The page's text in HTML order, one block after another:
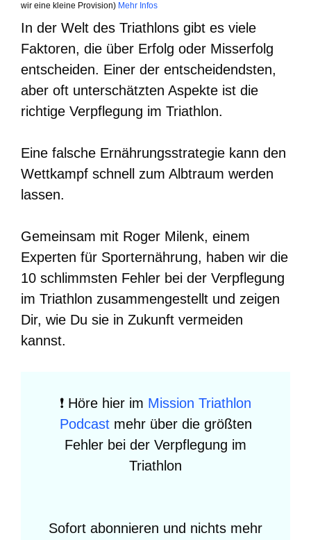
wir eine kleine Provision) Mehr Infos
In der Welt des Triathlons gibt es viele
Faktoren, die über Erfolg oder Misserfolg
entscheiden. Einer der entscheidendsten,
aber oft unterschätzten Aspekte ist die
richtige Verpflegung im Triathlon.
Eine falsche Ernährungsstrategie kann den
Wettkampf schnell zum Albtraum werden
lassen.
Gemeinsam mit Roger Milenk, einem
Experten für Sporternährung, haben wir die
10 schlimmsten Fehler bei der Verpflegung
im Triathlon zusammengestellt und zeigen
Dir, wie Du sie in Zukunft vermeiden
kannst.
❗️ Höre hier im Mission Triathlon
Podcastmehr über die größten
Fehler bei der Verpflegung im
Triathlon
Sofort abonnieren und nichts mehr